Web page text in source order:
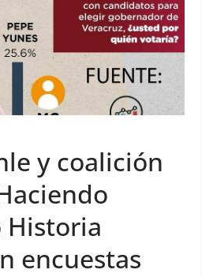
y coalición
Historia
encuestas